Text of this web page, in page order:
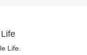
Life.